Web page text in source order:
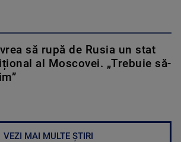
să rupă de Rusia un stat
al Moscovei. „Trebuie să-
VEZI MAI MULTE ȘTIRI